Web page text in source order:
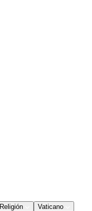
Religión Vaticano